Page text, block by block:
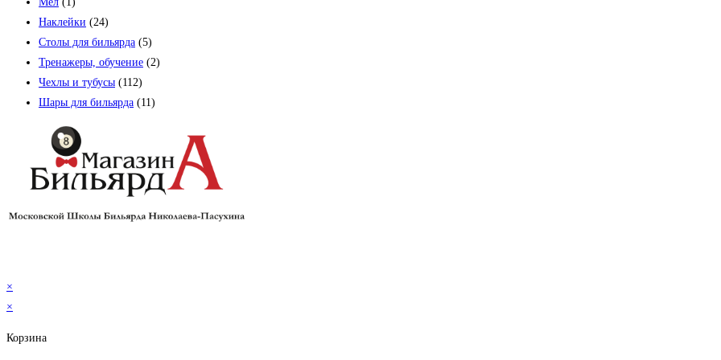
Наклейки (24)
Столы для бильярда (5)
Тренажеры, обучение (2)
Чехлы и тубусы (112)
Шары для бильярда (11)
×
×
Корзина